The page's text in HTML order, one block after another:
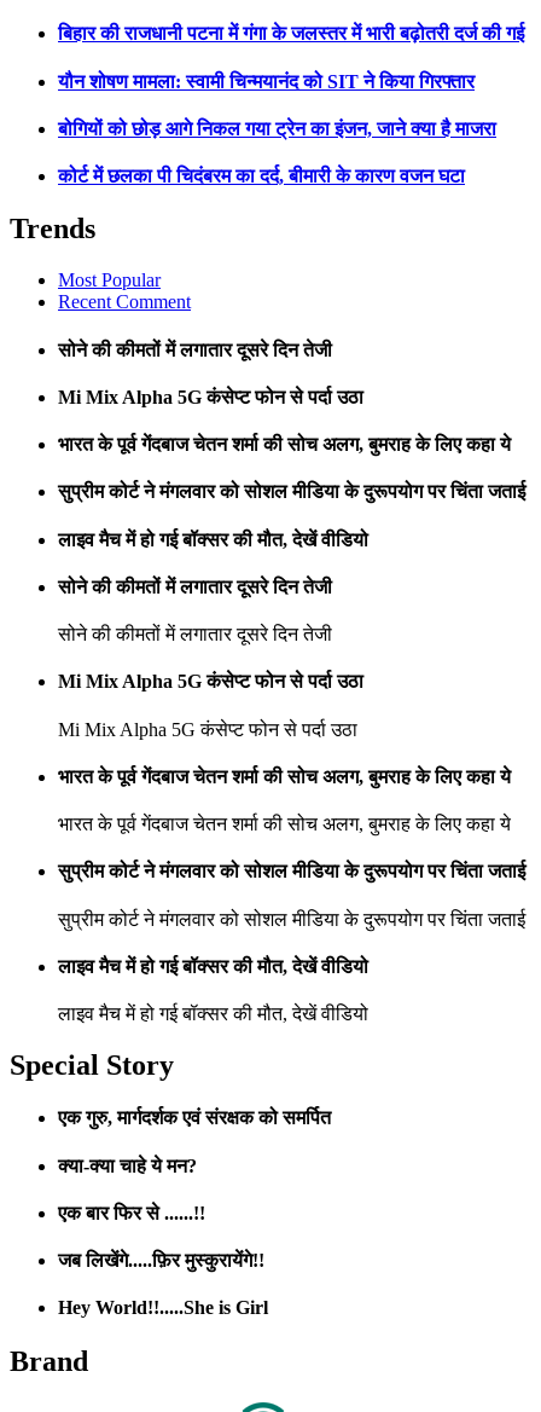
बिहार की राजधानी पटना में गंगा के जलस्तर में भारी बढ़ोतरी दर्ज की गई
यौन शोषण मामला: स्वामी चिन्मयानंद को SIT ने किया गिरफ्तार
बोगियों को छोड़ आगे निकल गया ट्रेन का इंजन, जाने क्या है माजरा
कोर्ट में छलका पी चिदंबरम का दर्द, बीमारी के कारण वजन घटा
Trends
Most Popular
Recent Comment
सोने की कीमतों में लगातार दूसरे दिन तेजी
Mi Mix Alpha 5G कंसेप्ट फोन से पर्दा उठा
भारत के पूर्व गेंदबाज चेतन शर्मा की सोच अलग, बुमराह के लिए कहा ये
सुप्रीम कोर्ट ने मंगलवार को सोशल मीडिया के दुरूपयोग पर चिंता जताई
लाइव मैच में हो गई बॉक्सर की मौत, देखें वीडियो
सोने की कीमतों में लगातार दूसरे दिन तेजी
सोने की कीमतों में लगातार दूसरे दिन तेजी
Mi Mix Alpha 5G कंसेप्ट फोन से पर्दा उठा
Mi Mix Alpha 5G कंसेप्ट फोन से पर्दा उठा
भारत के पूर्व गेंदबाज चेतन शर्मा की सोच अलग, बुमराह के लिए कहा ये
भारत के पूर्व गेंदबाज चेतन शर्मा की सोच अलग, बुमराह के लिए कहा ये
सुप्रीम कोर्ट ने मंगलवार को सोशल मीडिया के दुरूपयोग पर चिंता जताई
सुप्रीम कोर्ट ने मंगलवार को सोशल मीडिया के दुरूपयोग पर चिंता जताई
लाइव मैच में हो गई बॉक्सर की मौत, देखें वीडियो
लाइव मैच में हो गई बॉक्सर की मौत, देखें वीडियो
Special Story
एक गुरु, मार्गदर्शक एवं संरक्षक को समर्पित
क्या-क्या चाहे ये मन?
एक बार फिर से ......!!
जब लिखेंगे.....फ़िर मुस्कुरायेंगे!!
Hey World!!.....She is Girl
Brand